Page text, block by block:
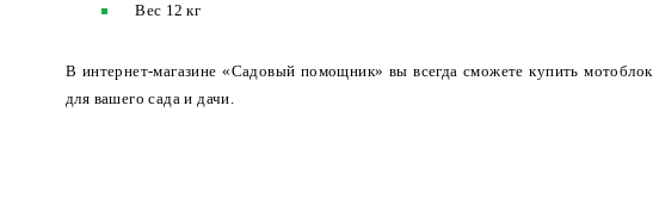
Вес 12 кг
В интернет-магазине «Садовый помощник» вы всегда сможетекупить мотоблок
для вашего сада и дачи.